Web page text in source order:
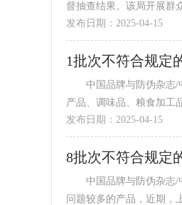
督抽查结果。该局开展群
发布日期：2025-04-15
1批次不符合规定
中国品牌与防伪杂志/中国品牌质量网讯 ( 作者 张忠 ) 近期，黄龙县
产品、调味品、粮食加工
发布日期：2025-04-15
8批次不符合规定
中国品牌与防伪杂志/中国品牌质量网讯 ( 作者 张忠 ) 据上海市市场
问题较多的产品，近期，